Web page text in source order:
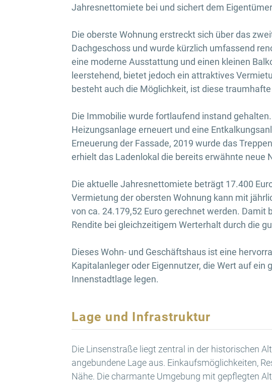
Jahresnettomiete bei und sichert dem
Die oberste Wohnung erstreckt sich über das
Dachgeschoss und wurde kürzlich umfassend
eine moderne Ausstattung und einen kleinen
leerstehend, bietet jedoch ein attraktives
besteht auch die Möglichkeit, ist diese
Die Immobilie wurde fortlaufend instand
Heizungsanlage erneuert und eine
Erneuerung der Fassade, 2019 wurde das
erhielt das Ladenlokal die bereits erwähnte neue
Die aktuelle Jahresnettomiete beträgt 17.400
Vermietung der obersten Wohnung kann mit
von ca. 24.179,52 Euro gerechnet werden. Damit
Rendite bei gleichzeitigem Werterhalt durch die
Dieses Wohn- und Geschäftshaus ist eine
Kapitalanleger oder Eigennutzer, die Wert auf ein
Innenstadtlage legen.
Lage und Infrastruktur
Die Linsenstraße liegt zentral in der historischen
angebundene Lage aus. Einkaufsmöglichkeiten,
Nähe. Die charmante Umgebung mit gepflegten